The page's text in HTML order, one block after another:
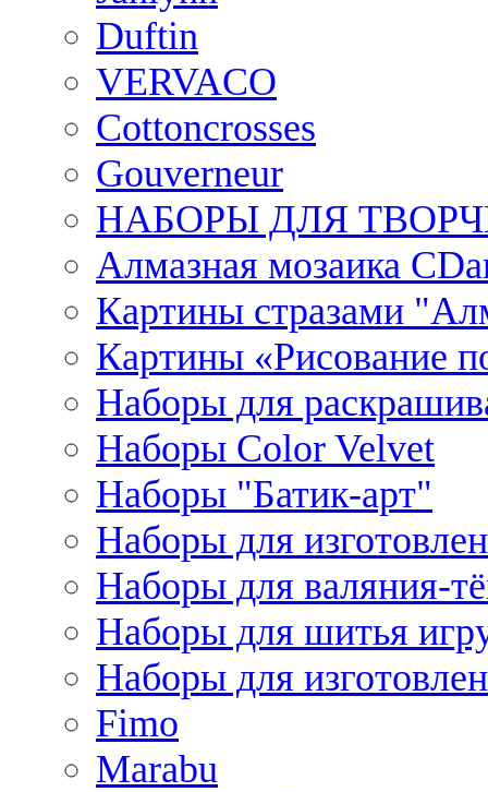
Duftin
VERVACO
Cottoncrosses
Gouverneur
НАБОРЫ ДЛЯ
Алмазная мозаика
Картины стразами
Картины «Рисование
Наборы для
Наборы Сolor Velvet
Наборы "Батик-арт"
Наборы для
Наборы для валяния-
Наборы для шитья
Наборы для
Fimo
Marabu